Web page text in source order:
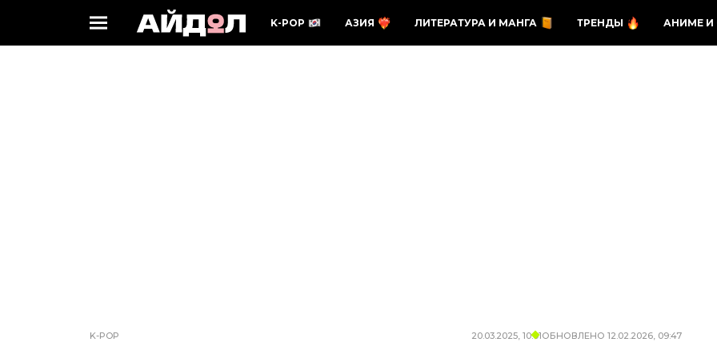
K-POP АЗИЯ ЛИТЕРАТУРА И МАНГА ТРЕНДЫ АНИМЕ И
K-POP 20.03.2025, 10:01ОБНОВЛЕНО 12.02.2026, 09:47